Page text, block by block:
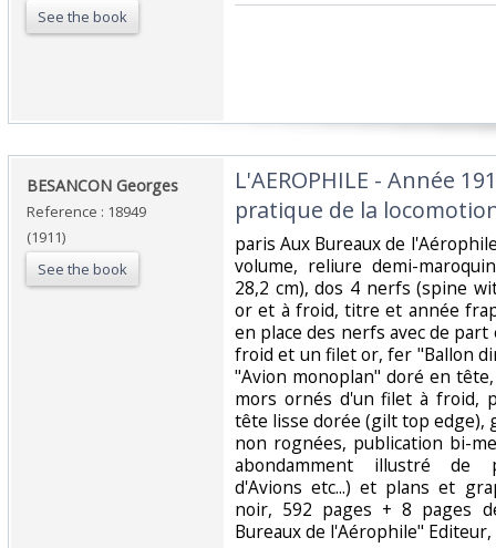
See the book
‎BESANCON Georges ‎
Reference : 18949
(1911)
See the book
‎L'AEROPHILE - Année
pratique de la
‎paris Aux Bureaux de
volume, reliure demi-
28,2 cm), dos 4 nerfs (spine
or et à froid, titre et année
en place des nerfs avec de
froid et un filet or, fer "Ballon
"Avion monoplan" doré en
mors ornés d'un filet à froid,
tête lisse dorée (gilt top edge),
non rognées, publication bi-
abondamment illustré de
d'Avions etc...) et plans et
noir, 592 pages + 8 pages
Bureaux de l'Aérophile" Editeur,‎